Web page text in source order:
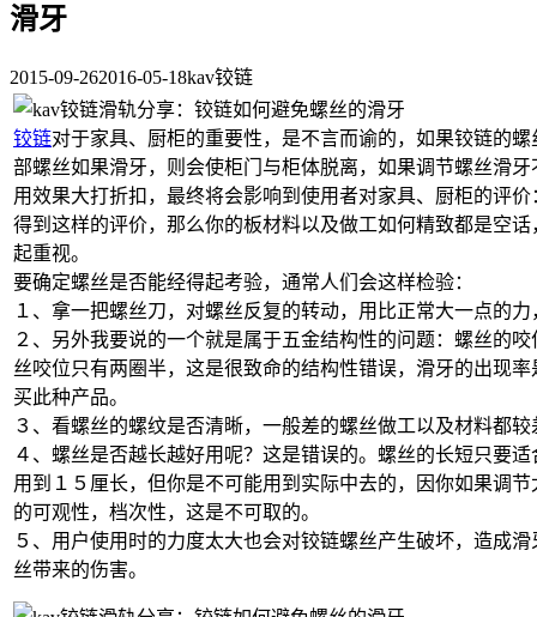
滑牙
2015-09-262016-05-18kav铰链
铰链对于家具、厨柜的重要性，是不言而谕的，如果铰链的
部螺丝如果滑牙，则会使柜门与柜体脱离，如果调节螺丝滑
用效果大打折扣，最终将会影响到使用者对家具、厨柜的评价
得到这样的评价，那么你的板材料以及做工如何精致都是空
起重视。
要确定螺丝是否能经得起考验，通常人们会这样检验：
１、拿一把螺丝刀，对螺丝反复的转动，用比正常大一点的
２、另外我要说的一个就是属于五金结构性的问题：螺丝的
丝咬位只有两圈半，这是很致命的结构性错误，滑牙的出现
买此种产品。
３、看螺丝的螺纹是否清晰，一般差的螺丝做工以及材料都
４、螺丝是否越长越好用呢？这是错误的。螺丝的长短只要
用到１５厘长，但你是不可能用到实际中去的，因你如果调
的可观性，档次性，这是不可取的。
５、用户使用时的力度太大也会对铰链螺丝产生破坏，造成
丝带来的伤害。